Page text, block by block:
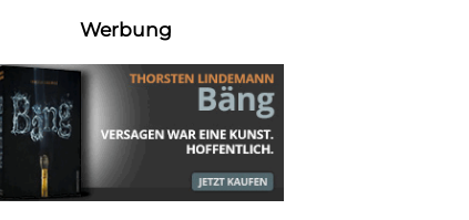
Werbung